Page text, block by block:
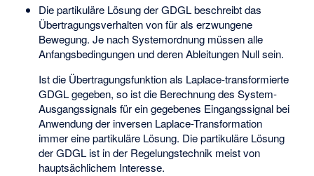
Die partikuläre Lösung der GDGL beschreibt das
Übertragungsverhalten vonfürals erzwungene
Bewegung. Je nach Systemordnung müssen alle
Anfangsbedingungen und deren Ableitungen Null sein.
Ist die Übertragungsfunktionals Laplace-transformierte
GDGL gegeben, so ist die Berechnung des System-
Ausgangssignals für ein gegebenes Eingangssignalbei
Anwendung der inversen Laplace-Transformation
immer eine partikuläre Lösung. Die partikuläre Lösung
der GDGL ist in der Regelungstechnik meist von
hauptsächlichem Interesse.